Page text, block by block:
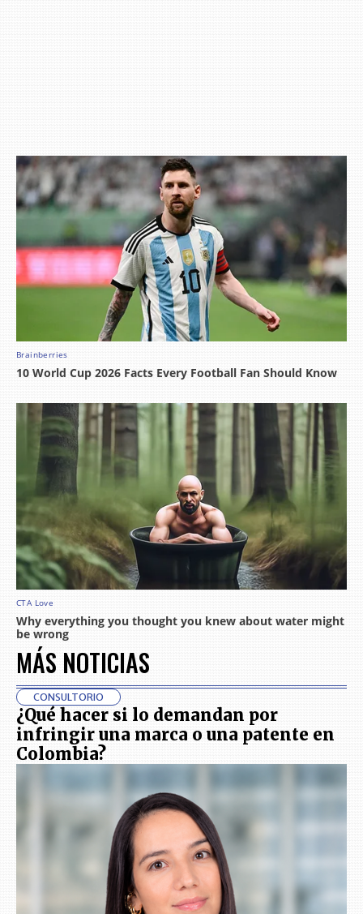
MÁS NOTICIAS
CONSULTORIO
¿Qué hacer si lo demandan por
infringir una marca o una patente en
Colombia?